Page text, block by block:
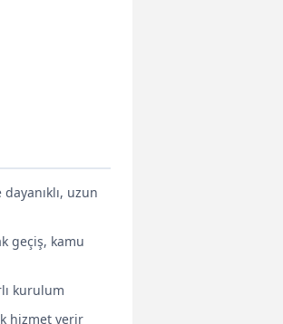
uzun
geçiş, kamu
kurulum
hizmet verir